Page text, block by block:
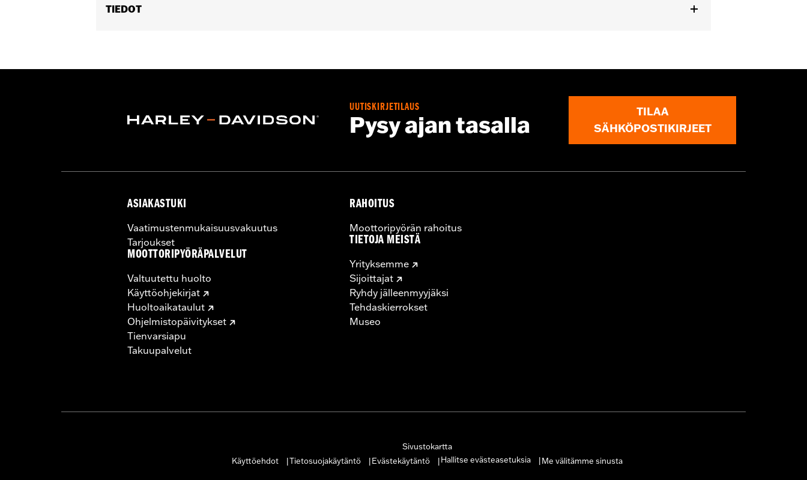
TIEDOT
style rear fender system.
Left and right rails, all required mounting hardware and installation instructions
UUTISKIRJETILAUS
Pysy ajan tasalla
TILAA
SÄHKÖPOSTIKIRJEET
ASIAKASTUKI
Vaatimustenmukaisuusvakuutus
Tarjoukset
MOOTTORIPYÖRÄPALVELUT
Valtuutettu huolto
Käyttöohjekirjat
Huoltoaikataulut
Ohjelmistopäivitykset
Tienvarsiapu
Takuupalvelut
RAHOITUS
Moottoripyörän rahoitus
TIETOJA MEISTÄ
Yrityksemme
Sijoittajat
Ryhdy jälleenmyyjäksi
Tehdaskierrokset
Museo
Sivustokartta
Käyttöehdot
Tietosuojakäytäntö Evästekäytäntö Hallitse evästeasetuksia Me välitämme sinusta